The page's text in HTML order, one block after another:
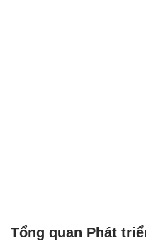
Tổng quan Phát